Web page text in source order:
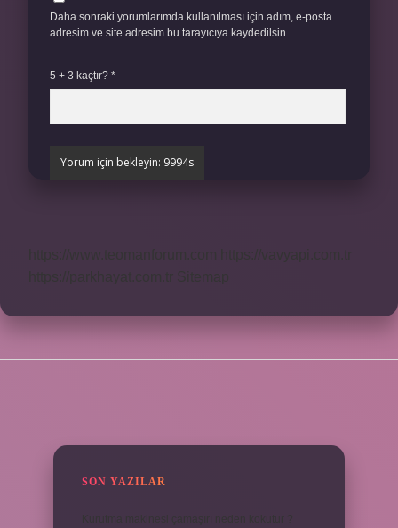
Daha sonraki yorumlarımda kullanılması için adım, e-posta
adresim ve site adresim bu tarayıcıya kaydedilsin.
5 + 3 kaçtır? *
SON YAZILAR